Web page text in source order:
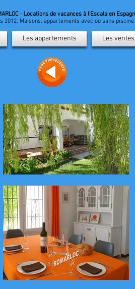
- Locations de vacances à l'Escala en
Maisons, appartements avec ou sans
Les appartements Les ventes